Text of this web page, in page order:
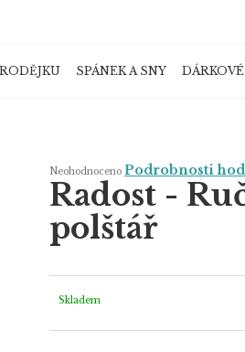
SPÁNEK A SNY
Průměrné
hodnocení
produktu
je
z
hvězdiček.
Neohodnoceno Podrobnosti
Radost -
polštář
Skladem
najít?
HLEDAT